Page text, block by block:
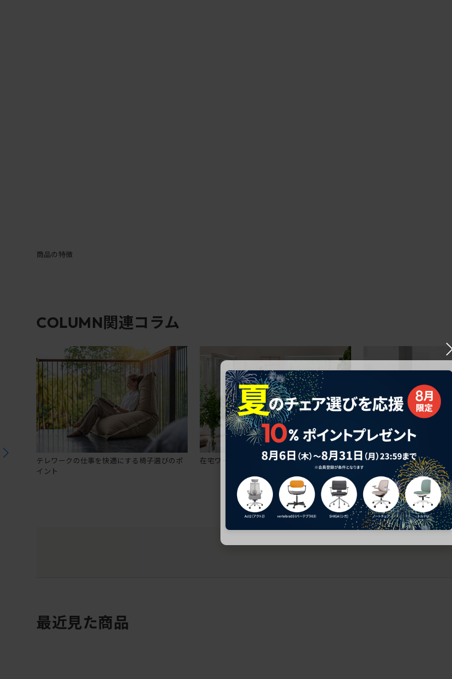
商品の特徴
COLUMN関連コラム
テレワークの仕事を快適にする椅子選びのポ
イント
在宅ワークにおすすめのオフィスチェア5選
椅子に座っているのに疲
疲れにくいチェアの選び方
最近見た商品